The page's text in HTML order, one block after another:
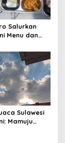
Salurkan
Menu dan
Sulawesi
Mamuju